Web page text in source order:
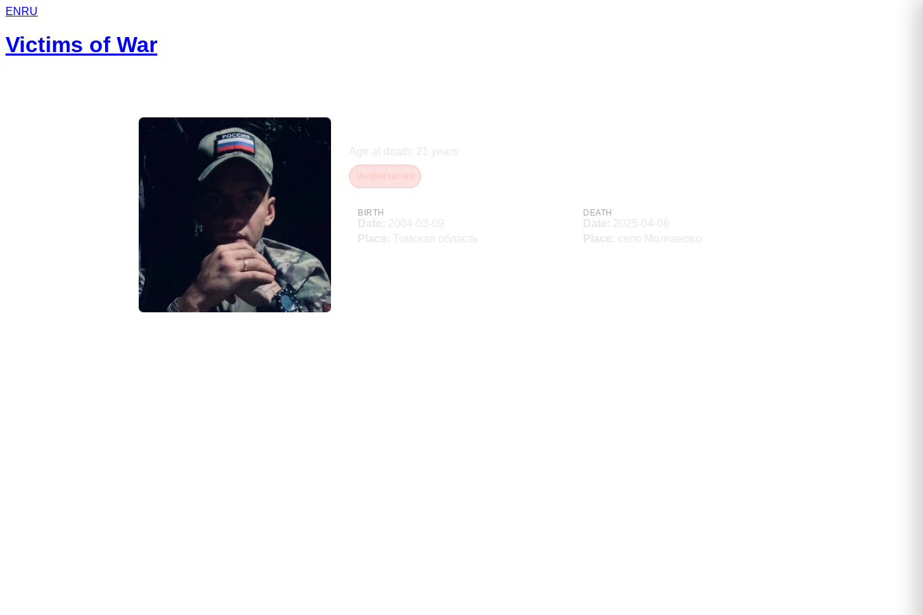
EN RU
Victims of War
Age at death : 21 years
BIRTH
Date: 2004-03-09
Place: Томская область
DEATH
Date: 2025-04-06
Place: село Молчаново